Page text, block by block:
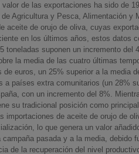
de las exportaciones ha sido de
Agricultura y Pesca, Alimentación y
aceite de orujo de oliva, cuyas
en los últimos años, estos datos
toneladas suponen un incremento del
la media de las cuatro últimas
de euros, un 25% superior a la media
a países extra comunitarios (un 28%
con un incremento del 8%.
su tradicional posición como
importaciones de aceite de orujo de
lo que genera un valor
pasada y a la media, debido
de la recuperación del nivel